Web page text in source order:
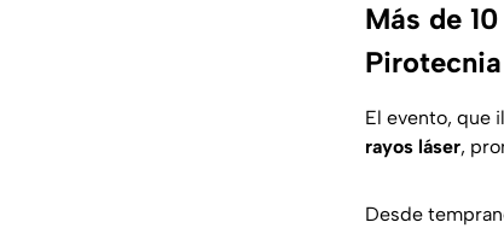
Más de
El evento, que
rayos láser,
Desde